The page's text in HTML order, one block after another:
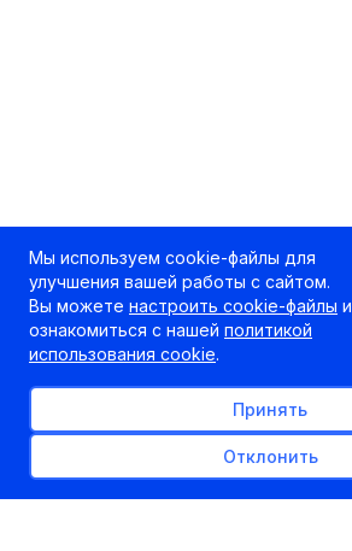
Мы используем cookie-файлы для
улучшения вашей работы с сайтом.
Вы можете настроить cookie-файлы и
ознакомиться с нашей политикой
использования cookie.
Принять
Отклонить